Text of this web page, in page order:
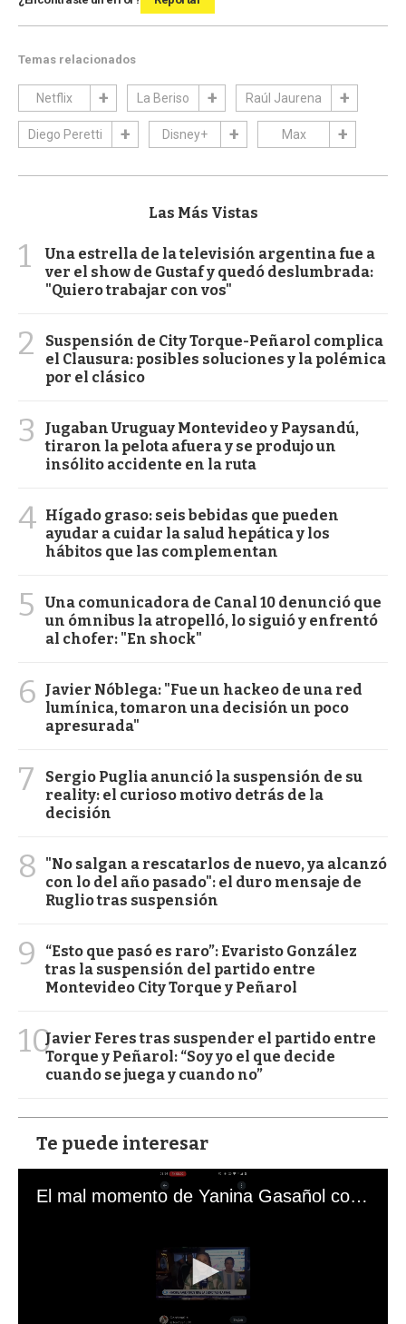
Temas relacionados
Netflix La Beriso Raúl Jaurena
Diego Peretti Disney+ Max
Las Más Vistas
1
Una estrella de la televisión argentina fue a
ver el show de Gustaf y quedó deslumbrada:
"Quiero trabajar con vos"
2
Suspensión de City Torque-Peñarol complica
el Clausura: posibles soluciones y la polémica
por el clásico
3
Jugaban Uruguay Montevideo y Paysandú,
tiraron la pelota afuera y se produjo un
insólito accidente en la ruta
4 Hígado graso: seis bebidas que pueden
ayudar a cuidar la salud hepática y los
hábitos que las complementan
5
Una comunicadora de Canal 10 denunció que
un ómnibus la atropelló, lo siguió y enfrentó
al chofer: "En shock"
6
Javier Nóblega: "Fue un hackeo de una red
lumínica, tomaron una decisión un poco
apresurada"
7
Sergio Puglia anunció la suspensión de su
reality: el curioso motivo detrás de la
decisión
8
"No salgan a rescatarlos de nuevo, ya alcanzó
con lo del año pasado": el duro mensaje de
Ruglio tras suspensión
9
“Esto que pasó es raro”: Evaristo González
tras la suspensión del partido entre
Montevideo City Torque y Peñarol
10Javier Feres tras suspender el partido entre
Torque y Peñarol: “Soy yo el que decide
cuando se juega y cuando no”
Te puede interesar
El mal momento de Yanina Gasañol con un hincha argentino en "Subrayado"